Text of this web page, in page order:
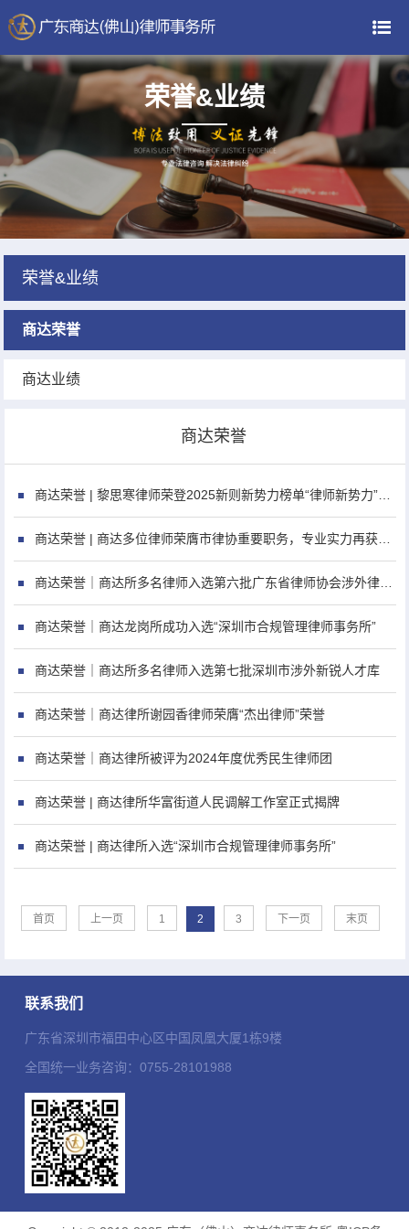
荣誉&业绩
荣誉&业绩
商达荣誉
商达业绩
商达荣誉
商达荣誉 | 黎思寒律师荣登2025新则新势力榜单“律师新势力”（40 under 40）
商达荣誉 | 商达多位律师荣膺市律协重要职务，专业实力再获行业高度认可
商达荣誉｜商达所多名律师入选第六批广东省律师协会涉外律师新锐人才库
商达荣誉｜商达龙岗所成功入选“深圳市合规管理律师事务所”
商达荣誉｜商达所多名律师入选第七批深圳市涉外新锐人才库
商达荣誉｜商达律所谢园香律师荣膺“杰出律师”荣誉
商达荣誉｜商达律所被评为2024年度优秀民生律师团
商达荣誉 | 商达律所华富街道人民调解工作室正式揭牌
商达荣誉 | 商达律所入选“深圳市合规管理律师事务所”
首页 上一页 1 2 3 下一页 末页
联系我们
广东省深圳市福田中心区中国凤凰大厦1栋9楼
全国统一业务咨询：0755-28101988